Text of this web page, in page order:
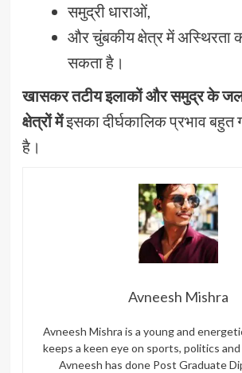
समुद्री धाराओं,
और चुंबकीय क्षेत्र में अस्थिरता
सकता है।
खासकर तटीय इलाकों और समुद्र के
क्षेत्रों मेंइसका दीर्घकालिक प्रभाव बहुत
है।
Avneesh Mishra
Avneesh Mishra is a young and
keeps a keen eye on sports, politics
Avneesh has done Post Graduate